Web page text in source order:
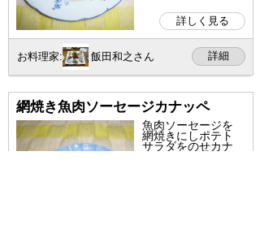
詳しく見る
お料理家: 飯田和之さん 詳細
網焼き魚肉ソーセージカナッペ
魚肉ソーセージを
網焼きにしポテト
サラダをのせカナ